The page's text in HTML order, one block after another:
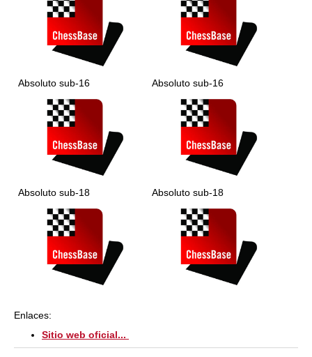
Absoluto sub-16 Absoluto sub-16
Absoluto sub-18 Absoluto sub-18
Enlaces:
Sitio web oficial...